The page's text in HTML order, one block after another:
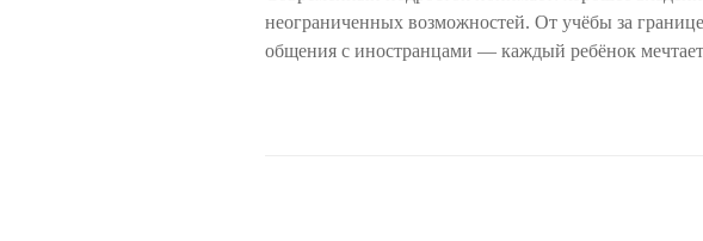
неограниченных возможностей. От учёбы за
общения с иностранцами — каждый ребёнок